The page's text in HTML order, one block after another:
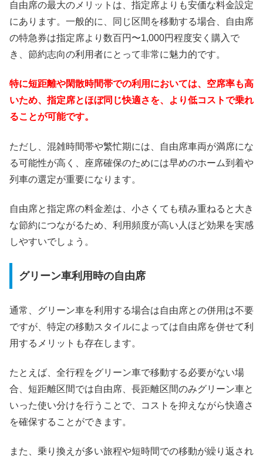
自由席の最大のメリットは、指定席よりも安価な料金設定
にあります。一般的に、同じ区間を移動する場合、自由席
の特急券は指定席より数百円〜1,000円程度安く購入で
き、節約志向の利用者にとって非常に魅力的です。
特に短距離や閑散時間帯での利用においては、空席率も高
いため、指定席とほぼ同じ快適さを、より低コストで乗れ
ることが可能です。
ただし、混雑時間帯や繁忙期には、自由席車両が満席にな
る可能性が高く、座席確保のためには早めのホーム到着や
列車の選定が重要になります。
自由席と指定席の料金差は、小さくても積み重ねると大き
な節約につながるため、利用頻度が高い人ほど効果を実感
しやすいでしょう。
グリーン車利用時の自由席
通常、グリーン車を利用する場合は自由席との併用は不要
ですが、特定の移動スタイルによっては自由席を併せて利
用するメリットも存在します。
たとえば、全行程をグリーン車で移動する必要がない場
合、短距離区間では自由席、長距離区間のみグリーン車と
いった使い分けを行うことで、コストを抑えながら快適さ
を確保することができます。
また、乗り換えが多い旅程や短時間での移動が繰り返され